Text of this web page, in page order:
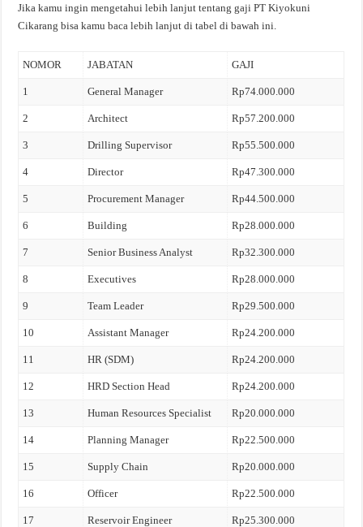
Jika kamu ingin mengetahui lebih lanjut tentang gaji PT Kiyokuni
Cikarang bisa kamu baca lebih lanjut di tabel di bawah ini.
NOMOR JABATAN GAJI
1 General Manager Rp74.000.000
2 Architect Rp57.200.000
3 Drilling Supervisor Rp55.500.000
4 Director Rp47.300.000
5 Procurement Manager Rp44.500.000
6 Building Rp28.000.000
7 Senior Business Analyst Rp32.300.000
8 Executives Rp28.000.000
9 Team Leader Rp29.500.000
10 Assistant Manager Rp24.200.000
11 HR (SDM) Rp24.200.000
12 HRD Section Head Rp24.200.000
13 Human Resources Specialist Rp20.000.000
14 Planning Manager Rp22.500.000
15 Supply Chain Rp20.000.000
16 Officer Rp22.500.000
17 Reservoir Engineer Rp25.300.000